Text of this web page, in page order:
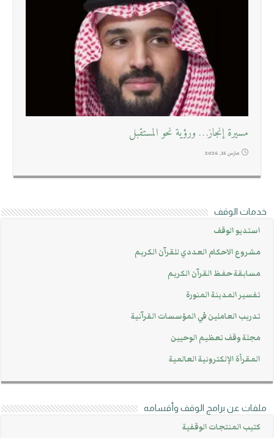
مسيرة إنجاز… ورؤية نحو المستقبل
مارس 15, 2026
خدمات الوقف
استديو الوقف
مشروع الاحكام العددي للقرآن الكريم
مسابقة حفظ القرآن الكريم
تفسير المدينة المنورة
تدريب العاملين في المؤسسات القرآنية
مجلة وقف تعظيم الوحيين
المقرأة الإلكترونية العالمية
ملفات عن برامج الوقف وأقسامه
كتيب المنتجات الوقفية